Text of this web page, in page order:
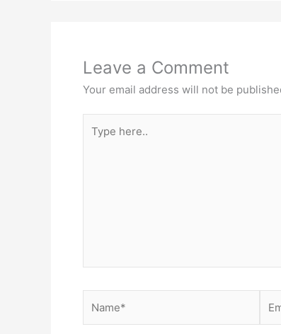
Leave a Comment
Your email address will not be
here..